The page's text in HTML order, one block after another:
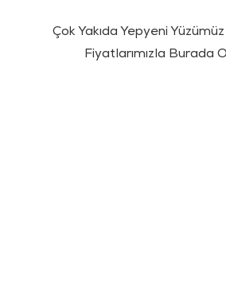
Çok Yakıda Yepyeni
Fiyatlarımızla Burada